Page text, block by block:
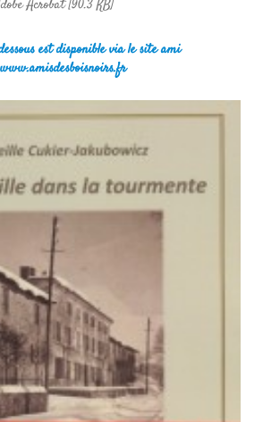
Acrobat [90.3 KB]
est disponible via le site ami
www.amisdesboisnoirs.fr